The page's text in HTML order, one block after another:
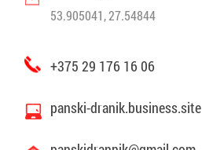
53.905041, 27.54844
+375 29 176 16 06
panski-dranik.business.site